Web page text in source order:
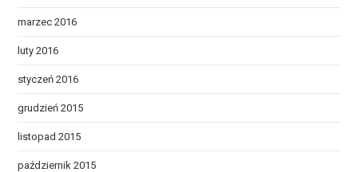
marzec 2016
luty 2016
styczeń 2016
grudzień 2015
listopad 2015
październik 2015